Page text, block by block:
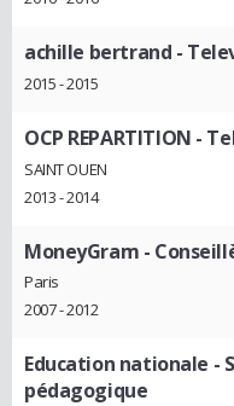
achille bertrand -
2015 - 2015
OCP REPARTITION -
SAINT OUEN
2013 - 2014
MoneyGram -
Paris
2007 - 2012
Education nationale -
pédagogique